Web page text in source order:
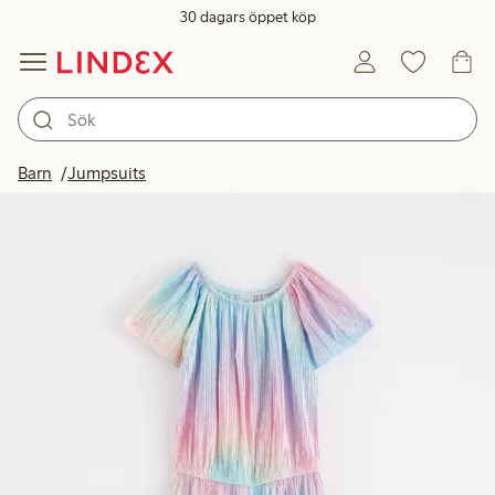
30 dagars öppet köp
Barn Jumpsuits